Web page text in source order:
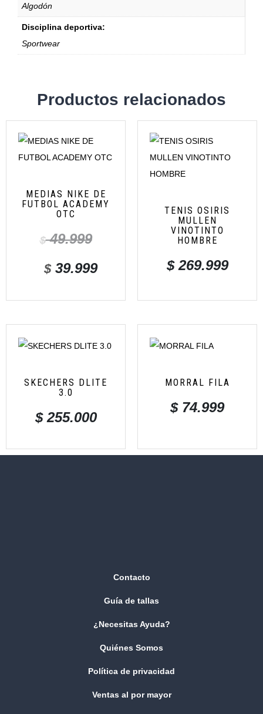
Algodón
Disciplina deportiva:
Sportwear
Productos relacionados
MEDIAS NIKE DE
FUTBOL ACADEMY
OTC
$49.999
$39.999
TENIS OSIRIS
MULLEN
VINOTINTO
HOMBRE
$269.999
SKECHERS DLITE
3.0
$255.000
MORRAL FILA
$74.999
Contacto
Guía de tallas
¿Necesitas Ayuda?
Quiénes Somos
Política de privacidad
Ventas al por mayor